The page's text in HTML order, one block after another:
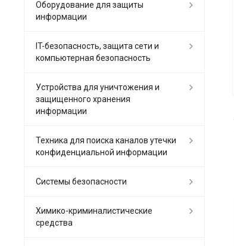
Оборудование для защиты
информации
IT-безопасность, защита сети и
компьютерная безопасность
Устройства для уничтожения и
защищенного хранения
информации
Техника для поиска каналов утечки
конфиденциальной информации
Системы безопасности
Химико-криминалистические
средства